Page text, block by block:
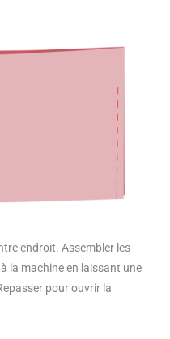
endroit. Assembler les
la machine en laissant une
pour ouvrir la